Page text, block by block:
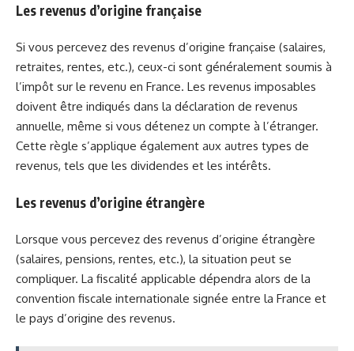
Les revenus d’origine française
Si vous percevez des revenus d’origine française (salaires,
retraites, rentes, etc.), ceux-ci sont généralement soumis à
l’impôt sur le revenu en France. Les revenus imposables
doivent être indiqués dans la déclaration de revenus
annuelle, même si vous détenez un compte à l’étranger.
Cette règle s’applique également aux autres types de
revenus, tels que les dividendes et les intérêts.
Les revenus d’origine étrangère
Lorsque vous percevez des revenus d’origine étrangère
(salaires, pensions, rentes, etc.), la situation peut se
compliquer. La fiscalité applicable dépendra alors de la
convention fiscale internationale signée entre la France et
le pays d’origine des revenus.